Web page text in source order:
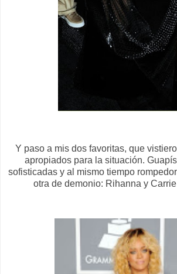
Y paso a mis dos favoritas, que
apropiados para la situación.
sofisticadas y al mismo tiempo
otra de demonio: Rihanna y